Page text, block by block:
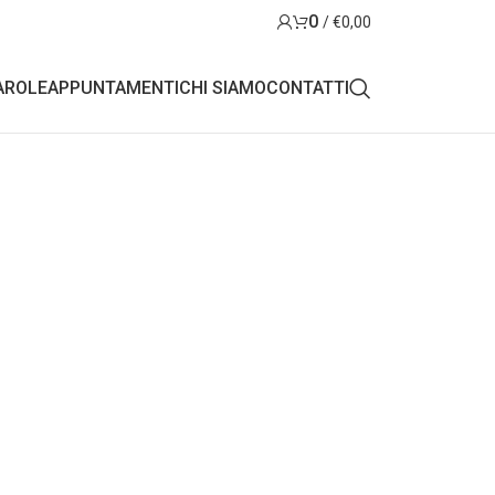
0 /€0,00
APPUNTAMENTICHI SIAMOCONTATTI